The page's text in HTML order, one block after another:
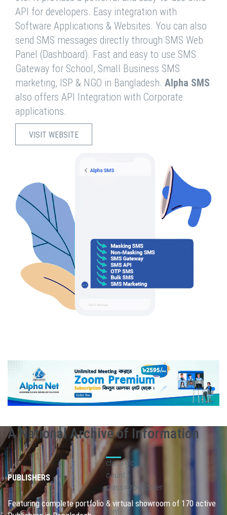
API for developers. Easy integration with
Software Applications & Websites. You can also
send SMS messages directly through SMS Web
Panel (Dashboard). Fast and easy to use SMS
Gateway for School, Small Business SMS
marketing, ISP & NGO in Bangladesh. Alpha SMS
also offers API Integration with Corporate
applications.
VISIT WEBSITE
A National Archive of Information
class="c-
count
class="row"order
c-
font-
PUBLISHERS
Featuring complete portfolio & virtual showroom of 170 active